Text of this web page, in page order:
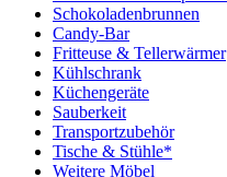
Schokoladenbrunnen
Candy-Bar
Fritteuse & Tellerwärmer
Kühlschrank
Küchengeräte
Sauberkeit
Transportzubehör
Tische & Stühle*
Weitere Möbel